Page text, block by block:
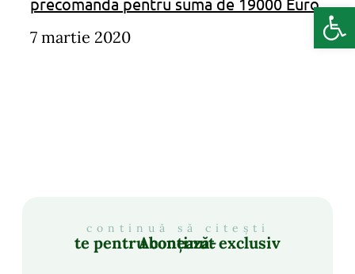
7 martie 2020
continuă să citești
Abonează-te pentru conținut exclusiv